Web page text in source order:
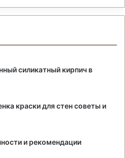
силикатный кирпич в
краски для стен советы и
и рекомендации